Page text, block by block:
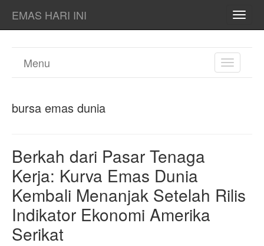
EMAS HARI INI
TOGGLE
Menu
bursa emas dunia
Berkah dari Pasar Tenaga
Kerja: Kurva Emas Dunia
Kembali Menanjak Setelah Rilis
Indikator Ekonomi Amerika
Serikat